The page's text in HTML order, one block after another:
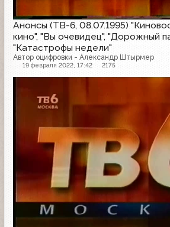
Анонсы (ТВ-6, 08.07.1995)
кино", "Вы очевидец", "Дорожный
"Катастрофы недели"
Автор оцифровки - Александр Штырмер
19 февраля 2022, 17:42 2175